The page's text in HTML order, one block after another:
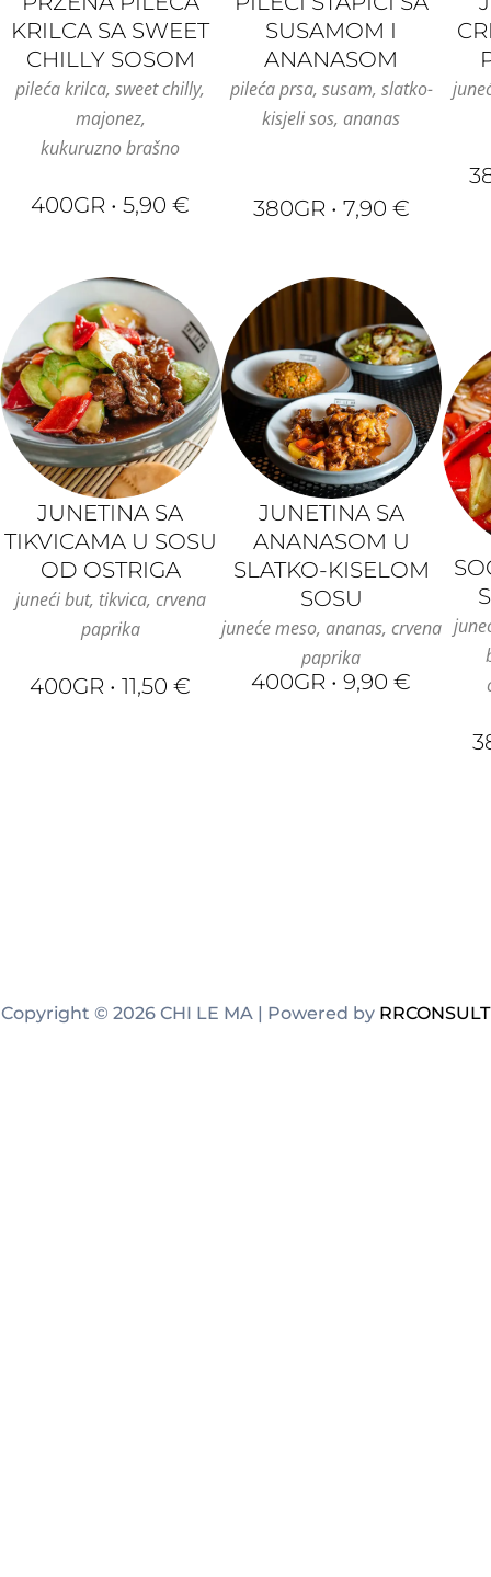
KRILCA SA SWEET
CHILLY SOSOM
pileća krilca, sweet chilly,
majonez,
kukuruzno brašno
400GR • 5,90 €
SUSAMOM I
ANANASOM
pileća prsa, susam, slatko-
kisjeli sos, ananas
380GR • 7,90 €
JUNETINA SA
TIKVICAMA U SOSU
OD OSTRIGA
juneći but, tikvica, crvena
paprika
400GR • 11,50 €
JUNETINA SA
ANANASOM U
SLATKO-KISELOM
SOSU
juneće meso, ananas, crvena
paprika
400GR • 9,90 €
Copyright © 2026 CHI LE MA | Powered by RRCONSULT